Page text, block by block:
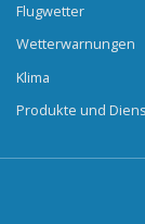
Flugwetter
Wetterwarnungen
Klima
Produkte und